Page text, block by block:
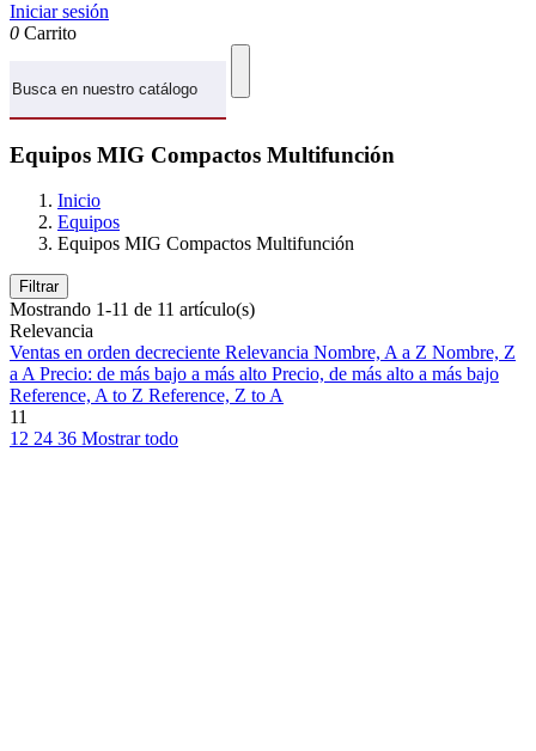
Iniciar sesión
0 Carrito
Equipos MIG Compactos Multifunción
Inicio
Equipos
Equipos MIG Compactos Multifunción
Filtrar
Mostrando 1-11 de 11 artículo(s)
Relevancia
Ventas en orden decreciente Relevancia Nombre, A a Z Nombre, Z
a APrecio: de más bajo a más alto Precio, de más alto a más bajo
Reference, A to Z Reference, Z to A
11
12 24 36 Mostrar todo